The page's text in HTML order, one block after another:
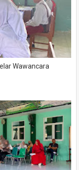
Wawancara